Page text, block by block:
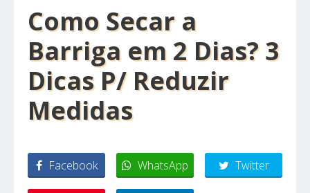
Como Secar a
Barriga em 2 Dias? 3
Dicas P/ Reduzir
Medidas
Facebook WhatsApp Twitter